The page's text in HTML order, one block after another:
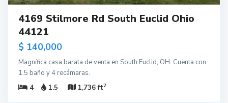
4169 Stilmore Rd South Euclid Ohio
44121
$ 140,000
Magnífica casa barata de venta en South Euclid, OH. Cuenta con
1.5 baño y 4 recámaras.
4
1.5 1,736 ft2